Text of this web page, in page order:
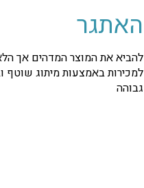
האתגר
להביא את המוצר המדהים אך
למכירות באמצעות מיתוג שוטף
גבוהה